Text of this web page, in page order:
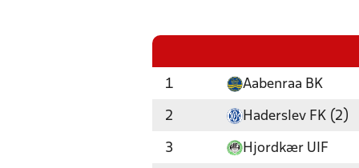
1 Aabenraa BK
2 Haderslev FK (2)
3 Hjordkær UIF